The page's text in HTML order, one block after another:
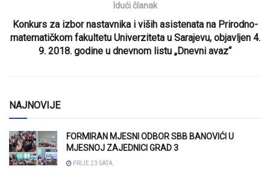
Idući članak
Konkurs za izbor nastavnika i viših asistenata na Prirodno-
matematičkom fakultetu Univerziteta u Sarajevu, objavljen 4.
9. 2018. godine u dnevnom listu „Dnevni avaz“
NAJNOVIJE
FORMIRAN MJESNI ODBOR SBB BANOVIĆI U
MJESNOJ ZAJEDNICI GRAD 3
PRIJE 23 SATA